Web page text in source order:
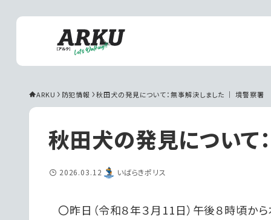
ARKU 防犯情報 秋田犬の発見について：無事解決しました ｜ 境警察署
秋田犬の発見について
2026.03.12 いばらきポリス
〇昨日（令和８年３月11日）午後８時頃か